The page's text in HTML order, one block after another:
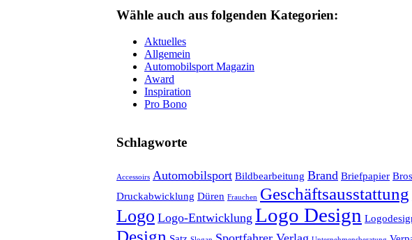
Wähle auch aus folgenden Kategorien:
Aktuelles
Allgemein
Automobilsport Magazin
Award
Inspiration
Pro Bono
Schlagworte
Accessoirs Automobilsport Bildbearbeitung Brand Briefpapier
Druckabwicklung Düren Frauchen Geschäftsausstattung
Logo Logo-Entwicklung Logo Design
Design